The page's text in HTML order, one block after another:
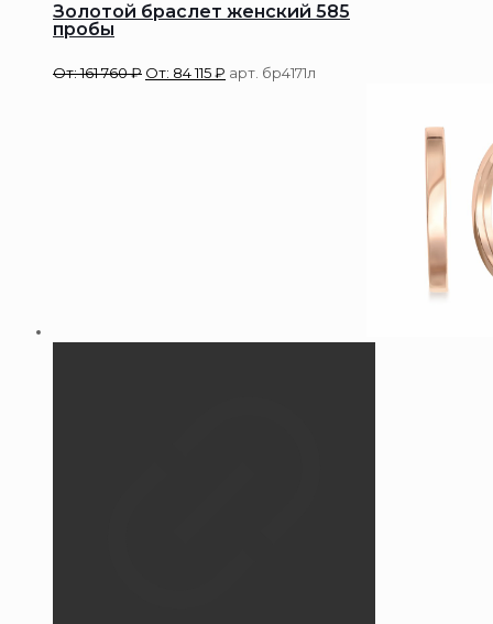
Золотой браслет женский 585
пробы
От:161 760₽ От: 84 115₽ арт. бр4171л